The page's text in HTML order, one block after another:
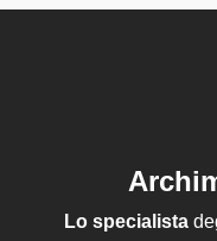
Lo specialista